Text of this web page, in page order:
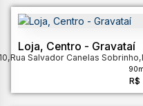
Loja, Centro - Gravataí
R$
,Rua Salvador Canelas Sobrinho,